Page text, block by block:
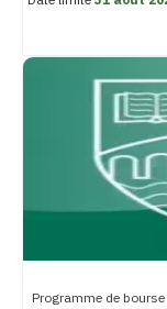
Programme de